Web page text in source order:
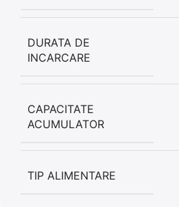
DURATA DE
INCARCARE
CAPACITATE
ACUMULATOR
TIP ALIMENTARE